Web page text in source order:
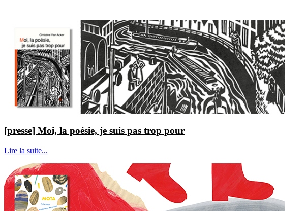
[presse] Moi, la poésie, je suis pas trop pour
Lire la suite...